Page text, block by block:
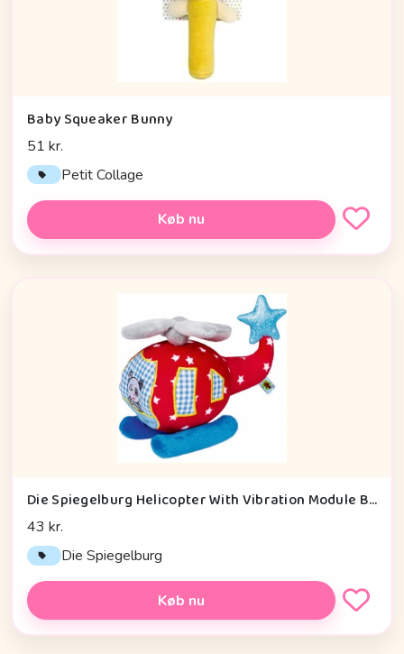
Baby Squeaker Bunny
51 kr.
Petit Collage
Køb nu
Die Spiegelburg Helicopter With Vibration Module Baby Charms - Legetøj
43 kr.
Die Spiegelburg
Køb nu